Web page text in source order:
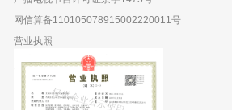
网信算备110105078915002220011号
营业执照